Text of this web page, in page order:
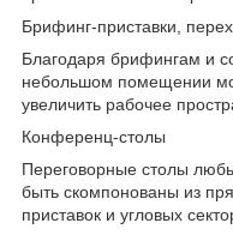
Брифинг-приставки,
Благодаря брифингам и
небольшом помещении
увеличить рабочее
Конференц-столы
Переговорные столы
быть скомпонованы из
приставок и угловых